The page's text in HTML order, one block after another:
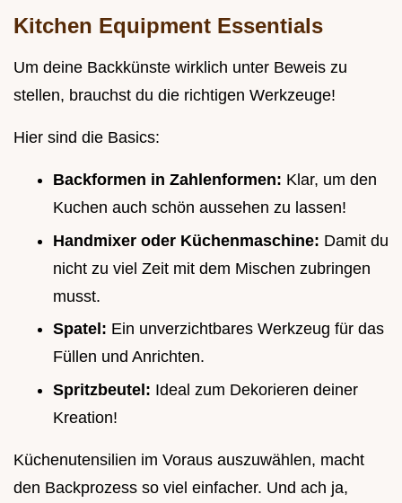
Kitchen Equipment Essentials
Um deine Backkünste wirklich unter Beweis zu
stellen, brauchst du die richtigen Werkzeuge!
Hier sind die Basics:
Backformen in Zahlenformen: Klar, um den
Kuchen auch schön aussehen zu lassen!
Handmixer oder Küchenmaschine: Damit du
nicht zu viel Zeit mit dem Mischen zubringen
musst.
Spatel: Ein unverzichtbares Werkzeug für das
Füllen und Anrichten.
Spritzbeutel: Ideal zum Dekorieren deiner
Kreation!
Küchenutensilien im Voraus auszuwählen, macht
den Backprozess so viel einfacher. Und ach ja,